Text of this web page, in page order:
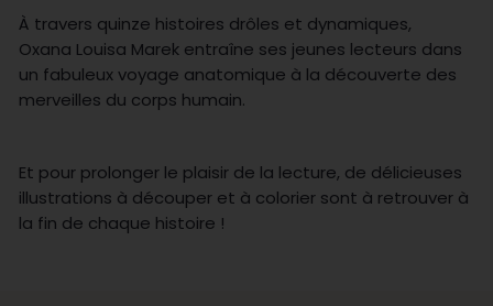
À travers quinze histoires drôles et dynamiques,
Oxana Louisa Marek entraîne ses jeunes lecteurs dans
un fabuleux voyage anatomique à la découverte des
merveilles du corps humain.
Et pour prolonger le plaisir de la lecture, de délicieuses
illustrations à découper et à colorier sont à retrouver à
la fin de chaque histoire !